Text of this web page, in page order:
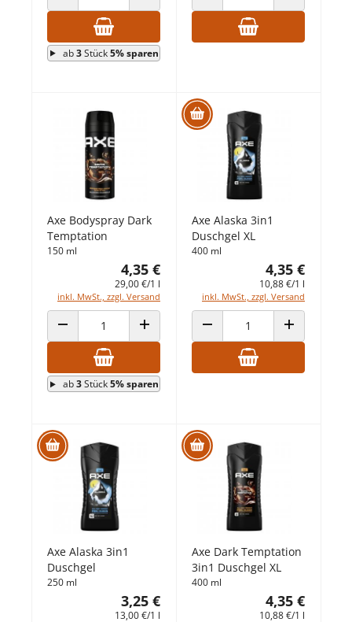
ANZAHL VERRINGERNANZAHL ERHÖHEN
ab3Stück5% sparen
ANZAHL VERRINGERNANZAHL
Axe Bodyspray Dark
Temptation
150 ml
4,35 €
29,00 €/1 l
inkl. MwSt., zzgl. Versand
ANZAHL VERRINGERNANZAHL ERHÖHEN
ab3Stück5% sparen
Axe Alaska 3in1
Duschgel XL
400 ml
4,35 €
10,88 €/1 l
inkl. MwSt., zzgl. Versand
ANZAHL VERRINGERNANZAHL
Axe Alaska 3in1
Duschgel
250 ml
3,25 €
13,00 €/1 l
Axe Dark Temptation
3in1 Duschgel XL
400 ml
4,35 €
10,88 €/1 l